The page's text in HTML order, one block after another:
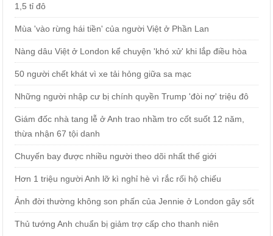
1,5 tỉ đô
Mùa 'vào rừng hái tiền' của người Việt ở Phần Lan
Nàng dâu Việt ở London kể chuyện 'khó xử' khi lắp điều hòa
50 người chết khát vì xe tải hỏng giữa sa mạc
Những người nhập cư bị chính quyền Trump 'đòi nợ' triệu đô
Giám đốc nhà tang lễ ở Anh trao nhầm tro cốt suốt 12 năm,
thừa nhận 67 tội danh
Chuyến bay được nhiều người theo dõi nhất thế giới
Hơn 1 triệu người Anh lỡ kì nghỉ hè vì rắc rối hộ chiếu
Ảnh đời thường không son phấn của Jennie ở London gây sốt
Thủ tướng Anh chuẩn bị giảm trợ cấp cho thanh niên